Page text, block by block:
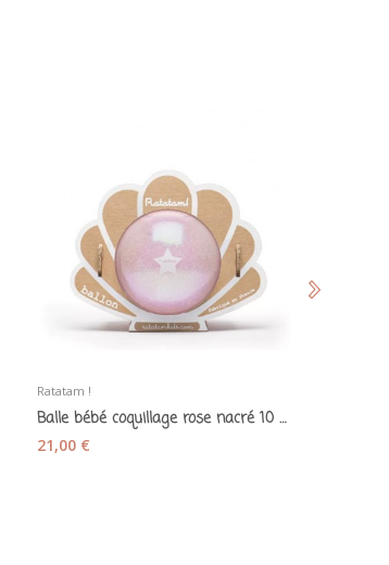
Ratatam !
Balle bébé coquillage rose nacré 10 cm – Ratatam
21,00 €